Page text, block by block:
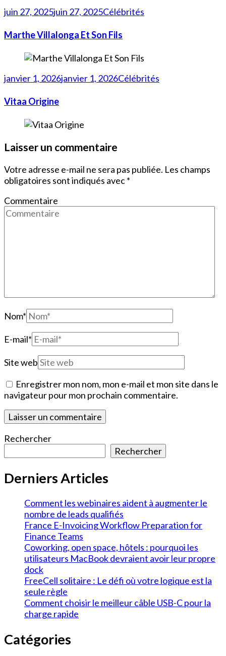
juin 27, 2025juin 27, 2025Célébrités
Marthe Villalonga Et Son Fils
janvier 1, 2026janvier 1, 2026Célébrités
Vitaa Origine
Laisser un commentaire
Votre adresse e-mail ne sera pas publiée. Les champs
obligatoires sont indiqués avec*
Commentaire
Nom*
E-mail*
Site web
Enregistrer mon nom, mon e-mail et mon site dans le
navigateur pour mon prochain commentaire.
Rechercher
Rechercher
Derniers Articles
Comment les webinaires aident à augmenter le
nombre de leads qualifiés
France E-Invoicing Workflow Preparation for
Finance Teams
Coworking, open space, hôtels : pourquoi les
utilisateurs MacBook devraient avoir leur propre
dock
FreeCell solitaire : Le défi où votre logique est la
seule règle
Comment choisir le meilleur câble USB-C pour la
charge rapide
Catégories